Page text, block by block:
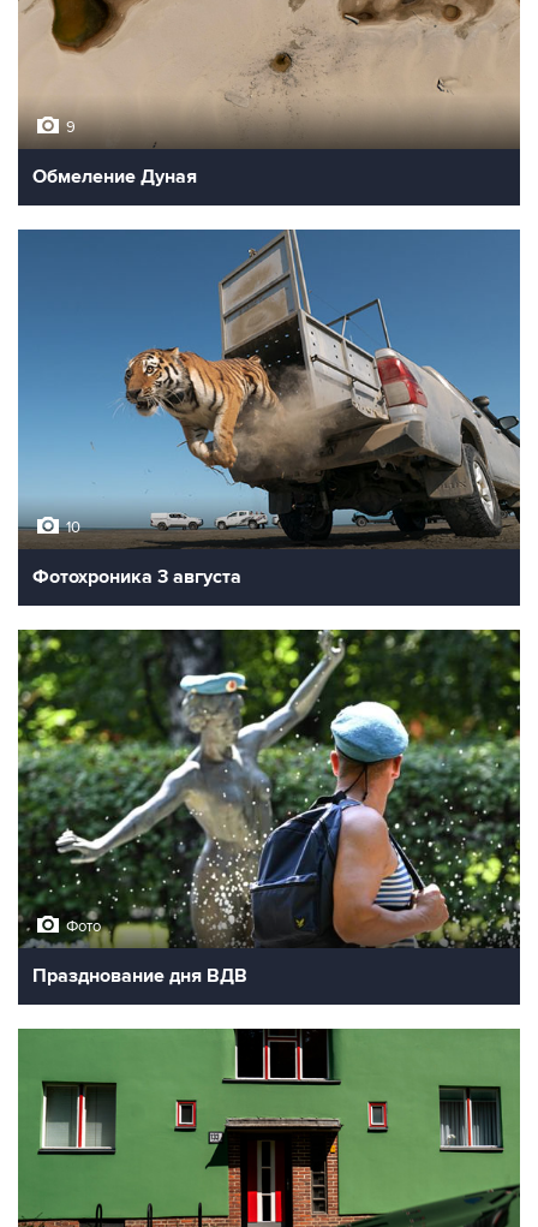
9
Обмеление Дуная
10
Фотохроника 3 августа
Фото
Празднование дня ВДВ